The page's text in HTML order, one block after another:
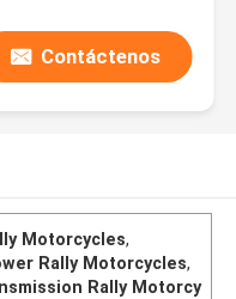
Contáctenos
Motorcycles,
Rally Motorcycles,
Rally Motorcy